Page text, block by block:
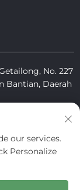
No. 227
Bantian, Daerah
our services.
Personalize